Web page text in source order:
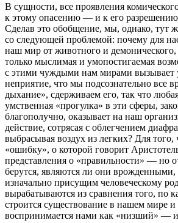
В сущности, все проявления
к этому опасению — и к его
Сделав это обобщение, мы, однако, тут
со следующей проблемой: почему для
наш мир от животного и демонического,
только мыслимая и умопостигаемая
с этими чуждыми нам мирами вызывает
неприятие, что мы подсознательно все
дыхание», сдерживаем его, так что
умственная «прогулка» в эти сферы,
благополучно, оказывает на наш
действие, сотрясая с облегчением
выбрасывая воздух из легких? Для того,
«ошибку», о которой говорит
представления о «правильности» — но
берутся, являются ли они врожденными,
изначально присущим человеческому
вырабатываются из сравнения того, по
строится существование в нашем мире
воспринимается нами как «низший» —